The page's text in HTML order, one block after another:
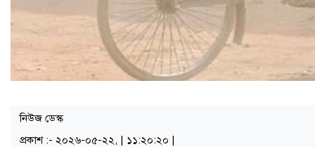
নিউজ ডেস্ক
প্রকাশ :- ২০২৬-০৫-২২, | ১১:২০:২০ |